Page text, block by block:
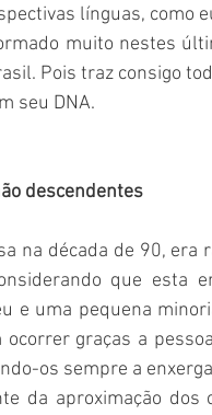
línguas, como
muito nestes
Pois traz consigo
seu DNA.
descendentes
na década de 90, era
que esta
e uma pequena
graças a
os sempre a
da aproximação dos